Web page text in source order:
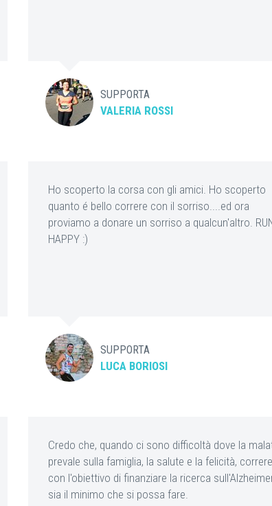
SUPPORTA
VALERIA ROSSI
Ho scoperto la corsa con gli amici. Ho scoperto
quanto é bello correre con il sorriso....ed ora
proviamo a donare un sorriso a qualcun'altro.
HAPPY :)
SUPPORTA
LUCA BORIOSI
Credo che, quando ci sono difficoltà dove la
prevale sulla famiglia, la salute e la felicità, correre
con l'obiettivo di finanziare la ricerca
sia il minimo che si possa fare.